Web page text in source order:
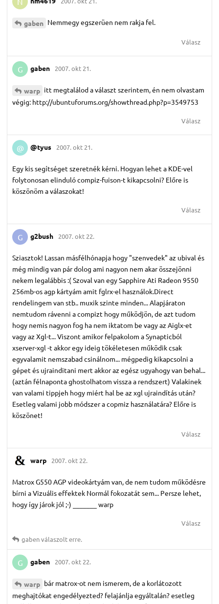
gaben Nemmegy egszerüen nem rakja fel.
Válasz
G gaben 2007. okt 21.
warp itt megtalálod a választ szerintem, én nem olvastam
végig: http://ubuntuforums.org/showthread.php?p=3549753
Válasz
@ @tyus 2007. okt 21.
Egy kis segítséget szeretnék kérni. Hogyan lehet a KDE-vel
folytonosan elinduló compiz-fuison-t kikapcsolni? Előre is
köszönöm a válaszokat!
Válasz
G g2bush 2007. okt 22.
Sziasztok! Lassan másfélhónapja hogy "szenvedek" az ubival és
még mindig van pár dolog ami nagyon nem akar összejönni
nekem legalábbis :( Szoval van egy Sapphire Ati Radeon 9550
256mb-os agp kártyám amit fglrx-el használok.Direct
rendelingem van stb.. muxik szinte minden... Alapjáraton
nemtudom rávenni a compizt hogy működjön, de azt tudom
hogy nemis nagyon fog ha nem iktatom be vagy az Aiglx-et
vagy az Xgl-t... Viszont amikor felpakolom a Synapticból
xserver-xgl -t akkor egy ideig tökéletesen működik csak
egyvalamit nemszabad csinálnom... mégpedig kikapcsolni a
gépet és ujrainditani mert akkor az egész ugyahogy van behal...
(aztán félnaponta ghostolhatom vissza a rendszert) Valakinek
van valami tippjeh hogy miért hal be az xgl ujraindítás után?
Esetleg valami jobb módszer a copmiz használatára? Előre is
köszönet!
Válasz
warp 2007. okt 22.
Matrox G550 AGP videokártyám van, de nem tudom működésre
bírni a Vizuális effektek Normál fokozatát sem... Persze lehet,
hogy így járok jól ;-) _______ warp
Válasz
gabenválaszolt erre.
G gaben 2007. okt 22.
warp bár matrox-ot nem ismerem, de a korlátozott
meghajtókat engedélyezted? felajánlja egyáltalán? esetleg